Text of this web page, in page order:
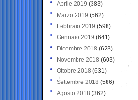
Aprile 2019 (383)
Marzo 2019 (562)
Febbraio 2019 (598)
Gennaio 2019 (641)
Dicembre 2018 (623)
Novembre 2018 (603)
Ottobre 2018 (631)
Settembre 2018 (586)
Agosto 2018 (362)